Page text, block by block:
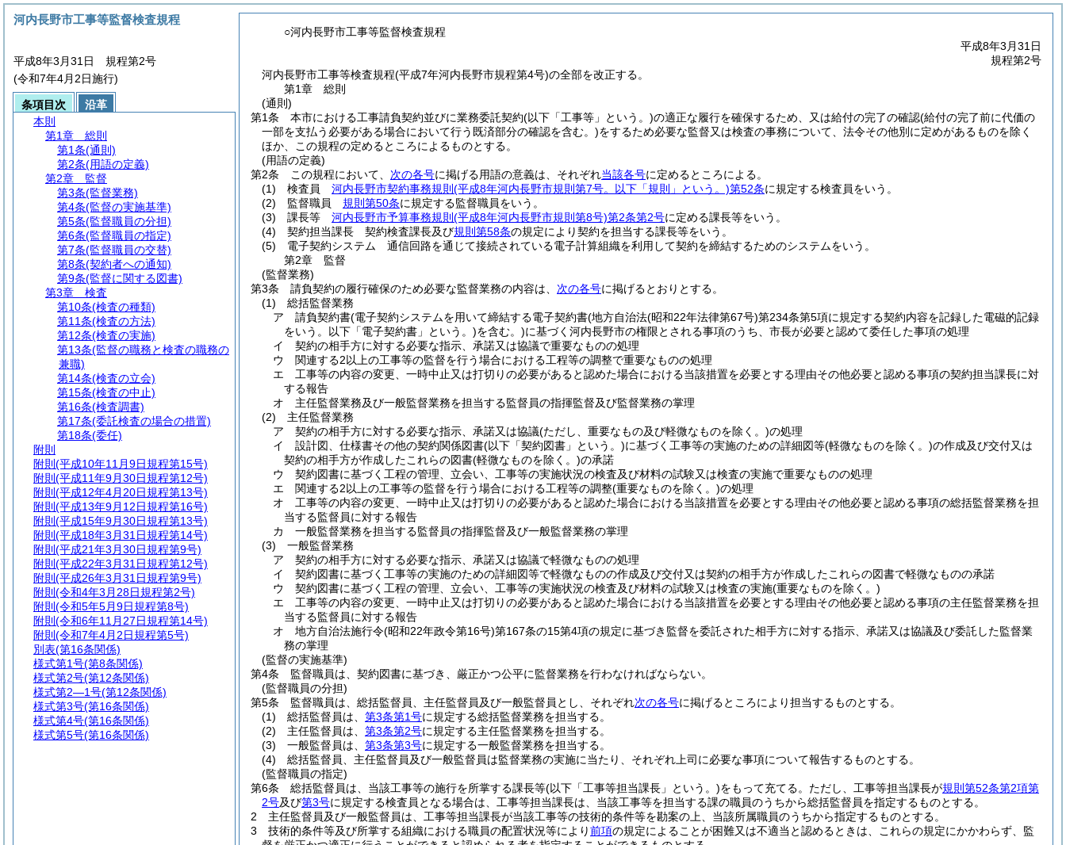
○河内長野市工事等監督検査規程
平成8年3月31日
規程第2号
河内長野市工事等検査規程(平成7年河内長野市規程第4号)の全部を改正する。
第1章
総則
(通則)
第1条
本市における工事請負契約並びに業務委託契約(以下「工事等」という。)の適正な履行を確保するため、又は給付の完了の確認(給付の完了前に代価の
一部を支払う必要がある場合において行う既済部分の確認を含む。)をするため必要な監督又は検査の事務について、法令その他別に定めがあるものを除く
ほか、この規程の定めるところによるものとする。
(用語の定義)
第2条
この規程において、 次の各号に掲げる用語の意義は、それぞれ当該各号に定めるところによる。
(1)
検査員 河内長野市契約事務規則 (平成8年河内長野市規則第7号。以下「規則」という。)第52条に規定する検査員をいう。
(2)
監督職員 規則第50条に規定する監督職員をいう。
(3)
課長等 河内長野市予算事務規則 (平成8年河内長野市規則第8号)第2条第2号に定める課長等をいう。
(4)
契約担当課長 契約検査課長及び規則第58条の規定により契約を担当する課長等をいう。
(5)
電子契約システム 通信回路を通じて接続されている電子計算組織を利用して契約を締結するためのシステムをいう。
第2章
監督
(監督業務)
第3条
請負契約の履行確保のため必要な監督業務の内容は、 次の各号に掲げるとおりとする。
(1)
総括監督業務
ア
請負契約書(電子契約システムを用いて締結する電子契約書(地方自治法(昭和22年法律第67号)第234条第5項に規定する契約内容を記録した電磁的記録
をいう。以下「電子契約書」という。)を含む。)に基づく河内長野市の権限とされる事項のうち、市長が必要と認めて委任した事項の処理
イ
契約の相手方に対する必要な指示、承諾又は協議で重要なものの処理
ウ
関連する2以上の工事等の監督を行う場合における工程等の調整で重要なものの処理
エ
工事等の内容の変更、一時中止又は打切りの必要があると認めた場合における当該措置を必要とする理由その他必要と認める事項の契約担当課長に対
する報告
オ
主任監督業務及び一般監督業務を担当する監督員の指揮監督及び監督業務の掌理
(2)
主任監督業務
ア
契約の相手方に対する必要な指示、承諾又は協議(ただし、重要なもの及び軽微なものを除く。)の処理
イ
設計図、仕様書その他の契約関係図書(以下「契約図書」という。)に基づく工事等の実施のための詳細図等(軽微なものを除く。)の作成及び交付又は
契約の相手方が作成したこれらの図書(軽微なものを除く。)の承諾
ウ
契約図書に基づく工程の管理、立会い、工事等の実施状況の検査及び材料の試験又は検査の実施で重要なものの処理
エ
関連する2以上の工事等の監督を行う場合における工程等の調整(重要なものを除く。)の処理
オ
工事等の内容の変更、一時中止又は打切りの必要があると認めた場合における当該措置を必要とする理由その他必要と認める事項の総括監督業務を担
当する監督員に対する報告
カ
一般監督業務を担当する監督員の指揮監督及び一般監督業務の掌理
(3)
一般監督業務
ア
契約の相手方に対する必要な指示、承諾又は協議で軽微なものの処理
イ
契約図書に基づく工事等の実施のための詳細図等で軽微なものの作成及び交付又は契約の相手方が作成したこれらの図書で軽微なものの承諾
ウ
契約図書に基づく工程の管理、立会い、工事等の実施状況の検査及び材料の試験又は検査の実施(重要なものを除く。)
エ
工事等の内容の変更、一時中止又は打切りの必要があると認めた場合における当該措置を必要とする理由その他必要と認める事項の主任監督業務を担
当する監督員に対する報告
オ
地方自治法施行令(昭和22年政令第16号)第167条の15第4項の規定に基づき監督を委託された相手方に対する指示、承諾又は協議及び委託した監督業
務の掌理
(監督の実施基準)
第4条
監督職員は、契約図書に基づき、厳正かつ公平に監督業務を行わなければならない。
(監督職員の分担)
第5条
監督職員は、総括監督員、主任監督員及び一般監督員とし、それぞれ次の各号に掲げるところにより担当するものとする。
(1)
総括監督員は、 第3条第1号に規定する総括監督業務を担当する。
(2)
主任監督員は、 第3条第2号に規定する主任監督業務を担当する。
(3)
一般監督員は、 第3条第3号に規定する一般監督業務を担当する。
(4)
総括監督員、主任監督員及び一般監督員は監督業務の実施に当たり、それぞれ上司に必要な事項について報告するものとする。
(監督職員の指定)
第6条
総括監督員は、当該工事等の施行を所掌する課長等(以下「工事等担当課長」という。)をもって充てる。 ただし、工事等担当課長が規則第52条第2項第
2号及び第3号に規定する検査員となる場合は、工事等担当課長は、当該工事等を担当する課の職員のうちから総括監督員を指定するものとする。
2
主任監督員及び一般監督員は、工事等担当課長が当該工事等の技術的条件等を勘案の上、当該所属職員のうちから指定するものとする。
3
技術的条件等及び所掌する組織における職員の配置状況等により前項の規定によることが困難又は不適当と認めるときは、これらの規定にかかわらず、監
河内長野市工事等監督検査規程
平成8年3月31日 規程第2号
(令和7年4月2日施行)
条項目次
沿革
本則
第1章
総則
第1条(通則)
第2条(用語の定義)
第2章
監督
第3条(監督業務)
第4条(監督の実施基準)
第5条(監督職員の分担)
第6条(監督職員の指定)
第7条(監督職員の交替)
第8条(契約者への通知)
第9条(監督に関する図書)
第3章
検査
第10条(検査の種類)
第11条(検査の方法)
第12条(検査の実施)
第13条(監督の職務と検査の職務の
兼職)
第14条(検査の立会)
第15条(検査の中止)
第16条(検査調書)
第17条(委託検査の場合の措置)
第18条(委任)
附則
附則 (平成10年11月9日規程第15号)
附則 (平成11年9月30日規程第12号)
附則 (平成12年4月20日規程第13号)
附則 (平成13年9月12日規程第16号)
附則 (平成15年9月30日規程第13号)
附則 (平成18年3月31日規程第14号)
附則 (平成21年3月30日規程第9号)
附則 (平成22年3月31日規程第12号)
附則 (平成26年3月31日規程第9号)
附則 (令和4年3月28日規程第2号)
附則 (令和5年5月9日規程第8号)
附則 (令和6年11月27日規程第14号)
附則 (令和7年4月2日規程第5号)
別表(第16条関係)
様式第1号(第8条関係)
様式第2号(第12条関係)
様式第2―1号(第12条関係)
様式第3号(第16条関係)
様式第4号(第16条関係)
様式第5号(第16条関係)